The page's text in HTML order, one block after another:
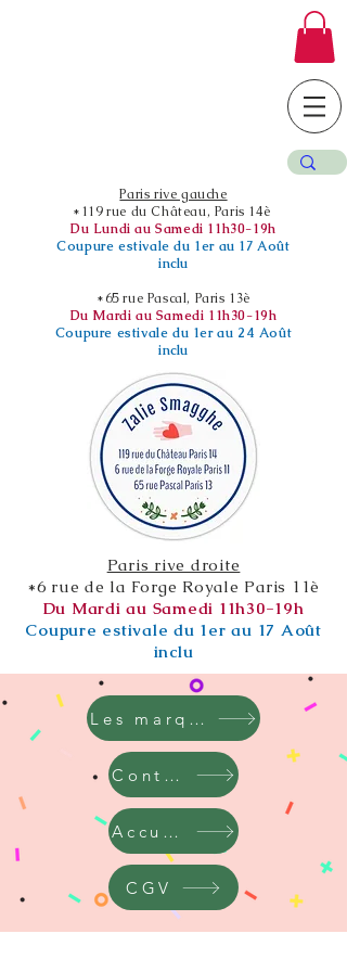
Paris rive gauche
*119 rue du Château, Paris 14è
Du Lundi au Samedi 11h30-19h
Coupure estivale du 1er au 17 Août
inclu
*65 rue Pascal, Paris 13è
Du Mardi au Samedi 11h30-19h
Coupure estivale du 1er au 24 Août
inclu
Paris rive droite
*6 rue de la Forge Royale Paris 11è
Du Mardi au Samedi 11h30-19h
Coupure estivale du 1er au 17 Août
inclu
Les marques
Contact
Accueil
CGV